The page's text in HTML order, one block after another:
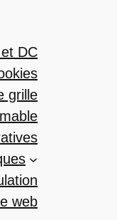
DC
grille
web